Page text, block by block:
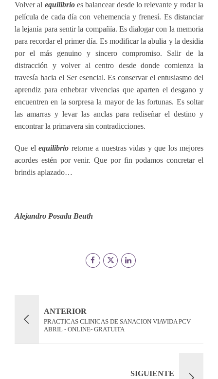
Volver al equilibrio es balancear desde lo relevante y rodar la
película de cada día con vehemencia y frenesí. Es distanciar
la lejanía para sentir la compañía. Es dialogar con la memoria
para recordar el primer día. Es modificar la abulia y la desidia
por el más genuino y sincero compromiso. Salir de la
distracción y volver al centro desde donde comienza la
travesía hacia el Ser esencial. Es conservar el entusiasmo del
aprendiz para enhebrar vivencias que aparten el desgano y
encuentren en la sorpresa la mayor de las fortunas. Es soltar
las amarras y levar las anclas para rediseñar el destino y
encontrar la primavera sin contradicciones.
Que el equilibrio retorne a nuestras vidas y que los mejores
acordes estén por venir. Que por fin podamos concretar el
brindis aplazado…
Alejandro Posada Beuth
ANTERIOR
PRACTICAS CLINICAS DE SANACION VIAVIDA PCV
ABRIL - ONLINE- GRATUITA
SIGUIENTE